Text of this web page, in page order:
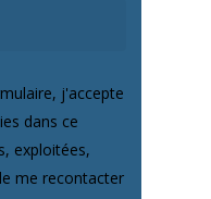
j'accepte
dans ce
exploitées,
me recontacter